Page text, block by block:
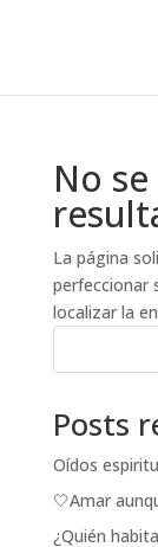
No
La página
perfeccionar
localizar la
Posts
Oídos
🤍Amar
¿Quién